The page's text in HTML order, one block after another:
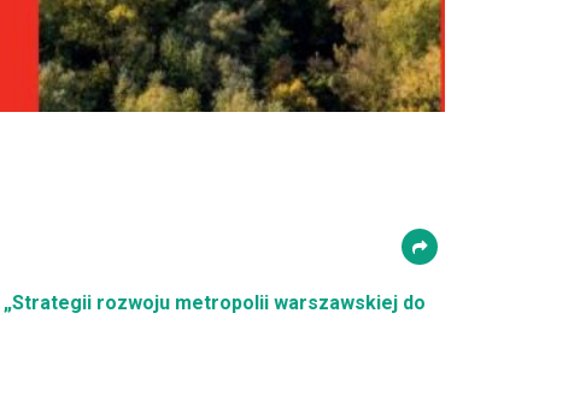
„Strategii rozwoju metropolii warszawskiej do